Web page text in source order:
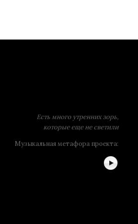
Есть много утренних зорь,
которые еще не светили
Музыкальная метафора проекта: